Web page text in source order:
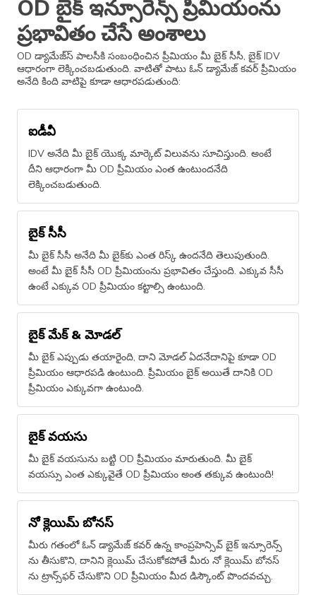
OD బైక్ ఇన్సూరెన్స్ ప్రీమియంను
ప్రభావితం చేసే అంశాలు
OD డ్యామేజ్​స్​ పాలసీకి సంబంధించిన ప్రీమియం మీ బైక్ సీసీ, బైక్ IDV
ఆధారంగా లెక్కించబడుతుంది. వాటితో పాటు ఓన్ డ్యామేజ్ కవర్ ప్రీమియం
అనేది కింది వాటిపై కూడా ఆధారపడుతుంది:
ఐడీవీ
IDV అనేది మీ బైక్ యొక్క మార్కెట్ విలువను సూచిస్తుంది. అంటే
దీని ఆధారంగా మీ OD ప్రీమియం ఎంత ఉంటుందనేది
లెక్కించబడుతుంది.
బైక్ సీసీ
మీ బైక్ సీసీ అనేది మీ బైక్​కు ఎంత రిస్క్ ఉందనేది తెలుపుతుంది.
అంటే మీ బైక్ సీసీ OD ప్రీమియంను ప్రభావితం చేస్తుంది. ఎక్కువ సీసీ
ఉంటే ఎక్కువ OD ప్రీమియం కట్టాల్సి ఉంటుంది.
బైక్ మేక్ & మోడల్
మీ బైక్ ఎప్పుడు తయారైంది, దాని మోడల్ ఏదనేదానిపై కూడా OD
ప్రీమియం ఆధారపడి ఉంటుంది. ప్రీమియం బైక్ అయితే దానికి OD
ప్రీమియం ఎక్కువగా ఉంటుంది.
బైక్ వయసు
మీ బైక్ వయసును బట్టి OD ప్రీమియం మారుతుంది. మీ బైక్​
వయస్సు ఎంత ఎక్కువైతే OD ప్రీమియం అంత తక్కువ ఉంటుంది!
నో క్లెయిమ్​ బోనస్
మీరు గతంలో ఓన్ డ్యామేజ్ కవర్ ఉన్న కాంప్రహెన్సివ్ బైక్ ఇన్సూరెన్స్​
ను తీసుకొని, దానిని క్లెయిమ్​ చేసుకోకపోతే మీరు నో క్లెయిమ్​ బోనస్​
ను ట్రాన్స్​ఫర్ చేసుకొని OD ప్రీమియం మీద డిస్కౌంట్ పొందవచ్చు.